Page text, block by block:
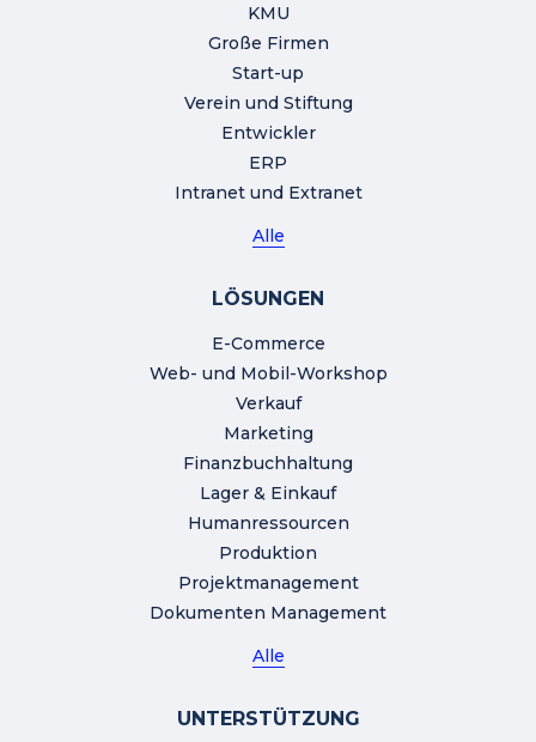
KMU
Große Firmen
Start-up
Verein und Stiftung
Entwickler
ERP
Intranet und Extranet
Alle
LÖSUNGEN
E-Commerce
Web- und Mobil-Workshop
Verkauf
Marketing
Finanzbuchhaltung
Lager & Einkauf
Humanressourcen
Produktion
Projektmanagement
Dokumenten Management
Alle
UNTERSTÜTZUNG